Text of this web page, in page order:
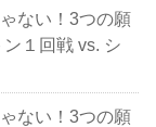
ない！3つの願
１回戦 vs. シ
ない！3つの願